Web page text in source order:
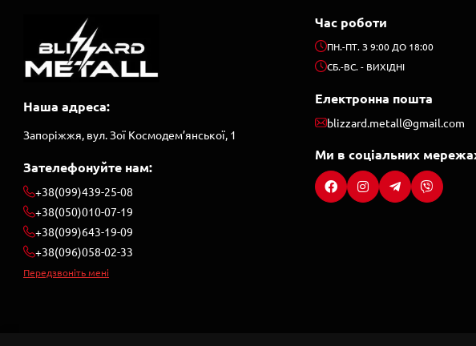
Наша адреса:
Запоріжжя, вул. Зої Космодем’янської, 1
Зателефонуйте нам:
+38(099)439-25-08
+38(050)010-07-19
+38(099)643-19-09
+38(096)058-02-33
Передзвоніть мені
Час роботи
ПН.-ПТ. З 9:00 ДО 18:00
СБ.-ВС. - ВИХІДНІ
Електронна пошта
blizzard.metall@gmail.com
Ми в соціальних